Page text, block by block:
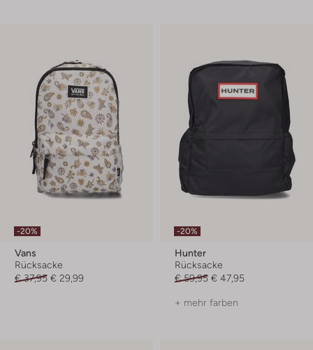
-20%
Vans
Rücksacke
€ 37,95 € 29,99
-20%
Hunter
Rücksacke
€ 59,95 € 47,95
+ mehr farben